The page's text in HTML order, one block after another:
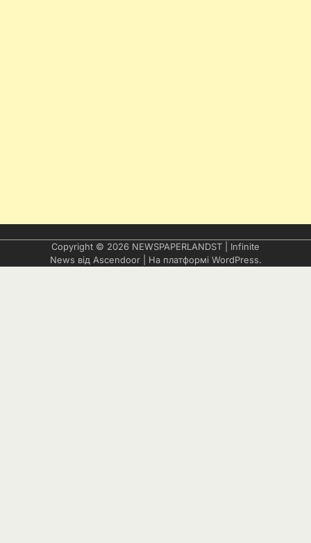
Copyright © 2026 NEWSPAPERLANDST | Infinite
News від Ascendoor| На платформі WordPress.